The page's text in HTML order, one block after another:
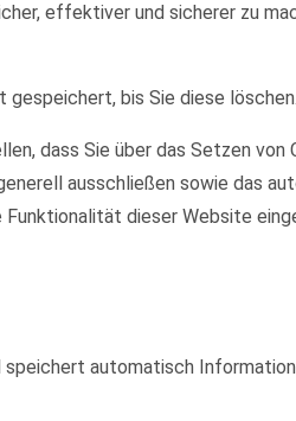
effektiver und sicherer zu
bis Sie diese
dass Sie über das Setzen
ausschließen sowie das
Funktionalität dieser Website
automatisch